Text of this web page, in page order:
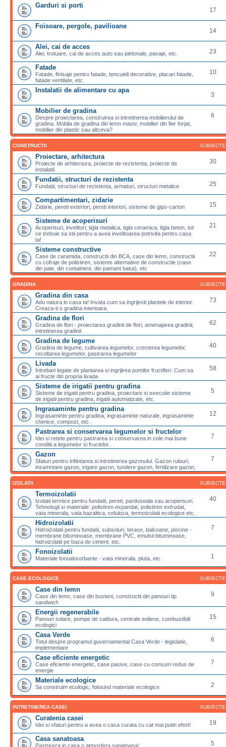
Garduri si porti
17
Foisoare, pergole, pavilioane
14
Alei, cai de acces
Alei, trotuare, cai de acces auto sau pietonale, pavaje, etc. 23
Fatade
Fatade, finisaje pentru fatade, tencuieli decorative, placari fatade,
fatade ventilate, etc.
10
Instalatii de alimentare cu apa
3
Mobilier de gradina
Despre proiectarea, construirea si intretinerea mobilierului de
gradina. Mobila de gradina din lemn masiv, mobilier din fier forjat,
mobilier din plastic sau altceva?
6
CONSTRUCTII SUBIECTE
Proiectare, arhitectura
Proiecte de arhitectura, proiecte de rezistenta, proiecte de
instalatii
30
Fundatii, structuri de rezistenta
Fundatii, structuri de rezistenta, armaturi, structuri metalice 25
Compartimentari, zidarie
Zidarie, pereti exteriori, pereti interiori, sisteme de gips-carton 15
Sisteme de acoperisuri
Acoperisuri, invelitori, tigla metalica, tigla ceramica, tigla beton, tot
ce trebuie sa stii pentru a avea invelitoarea potrivita pentru casa
ta!
21
Sisteme constructive
Case de caramida, constructii din BCA, case din lemn, constructii
cu cofraje de polistiren, sisteme alternative de constructie (case
din paie, din containere, din pamant batut), etc
22
GRADINA SUBIECTE
Gradina din casa
Adu natura in casa ta! Invata cum sa ingrijesti plantele de interior.
Creaza-ti o gradina interioara.
73
Gradina de flori
Gradina de flori - proiectarea gradinii de flori, amenajarea gradinii,
intretinerea gradinii
62
Gradina de legume
Gradina de legume, cultivarea legumelor, cresterea legumelor,
recoltarea legumelor, pastrarea legumelor
40
Livada
Intrebari legate de plantarea si ingrijirea pomilor fructiferi. Cum sa
ai fructe din propria livada
58
Sisteme de irigatii pentru gradina
Sisteme de irigatii pentru gradina, proiectare si executie sisteme
de irigatii pentru gradina, irigatii automatizate, etc.
5
Ingrasaminte pentru gradina
Ingrasaminte pentru gradina, ingrasaminte naturale, ingrasaminte
chimice, compost, etc.
12
Pastrarea si conservarea legumelor si fructelor
Idei si retete pentru pastrarea si conservarea in cele mai bune
conditii a legumelor si fructelor.
7
Gazon
Sfaturi pentru infiintarea si intretinerea gazonului. Gazon rulouri,
insamntare gazon, irigare gazon, tundere gazon, fertilizare gazon,
7
IZOLATII SUBIECTE
Termoizolatii
Izolatii termice pentru fundatii, pereti, pardoseala sau acoperisuri.
Tehnologii si materiale: polistiren expandat, polistiren extrudat,
vata minerala, vata bazaltica, celuloza, termoizolatii ecologice etc.
40
Hidroizolatii
Hidroizolatii pentru fundatii, subsoluri, terase, balcoane, piscine -
membrane bituminoase, membrane PVC, emulsii bituminoase,
hidroizolatii pe baza de ciment, etc.
7
Fonoizolatii
Materiale fonoabsorbante - vata minerala, pluta, etc. 1
CASE ECOLOGICE SUBIECTE
Case din lemn
Case din lemn, case din busteni, constructii din panouri tip
sandwich
9
Energii regenerabile
Panouri solare, pompe de caldura, centrale eoliene, combustibili
ecologici
15
Casa Verde
Totul despre programul guvernamental Casa Verde - legislatie,
implementare
6
Case eficiente energetic
Case eficiente energetic, case pasive, case cu consum redus de
energie
7
Materiale ecologice
Sa construim ecologic, folosind materiale ecologice 2
INTRETINEREA CASEI SUBIECTE
Curatenia casei
Idei si sfaturi pentru a avea o casa curata cu cat mai putin efort! 19
Casa sanatoasa
Pastreaza in casa o atmosfera sanatoasa! 5